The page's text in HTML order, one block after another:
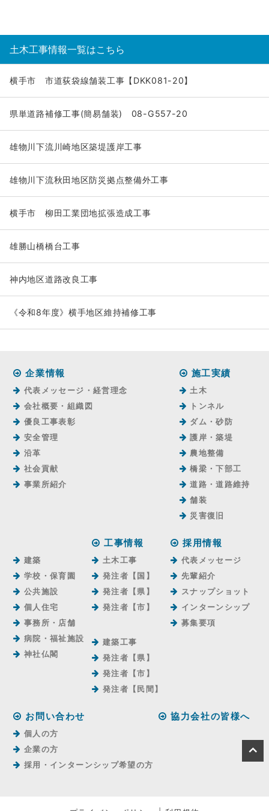
土木工事情報一覧はこちら
横手市 市道荻袋線舗装工事【DKK081-20】
県単道路補修工事(簡易舗装) 08-G557-20
雄物川下流川崎地区築堤護岸工事
雄物川下流秋田地区防災拠点整備外工事
横手市 柳田工業団地拡張造成工事
雄勝山橋橋台工事
神内地区道路改良工事
《令和8年度》横手地区維持補修工事
企業情報
代表メッセージ・経営理念
会社概要・組織図
優良工事表彰
安全管理
沿革
社会貢献
事業所紹介
施工実績
土木
トンネル
ダム・砂防
護岸・築堤
農地整備
橋梁・下部工
道路・道路維持
舗装
災害復旧
建築
学校・保育園
公共施設
個人住宅
事務所・店舗
病院・福祉施設
神社仏閣
工事情報
土木工事
発注者【国】
発注者【県】
発注者【市】
建築工事
発注者【県】
発注者【市】
発注者【⺠間】
採用情報
代表メッセージ
先輩紹介
スナップショット
インターンシップ
募集要項
お問い合わせ
個人の方
企業の方
採用・インターンシップ希望の方
協力会社の皆様へ